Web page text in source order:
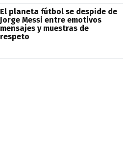
El planeta fútbol se despide de
Jorge Messi entre emotivos
mensajes y muestras de
respeto